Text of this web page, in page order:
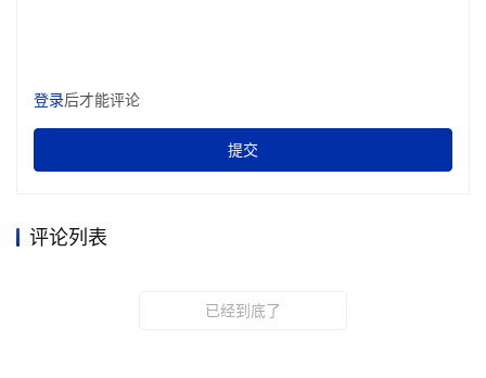
登录后才能评论
提交
评论列表
已经到底了